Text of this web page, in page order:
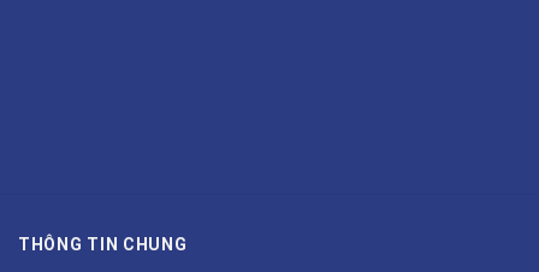
THÔNG TIN CHUNG